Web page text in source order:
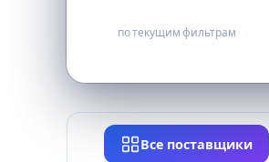
по текущим фильтрам
Все поставщики